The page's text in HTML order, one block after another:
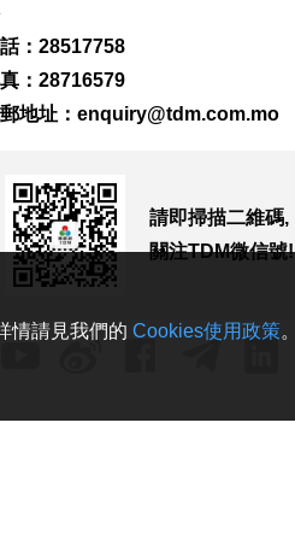
：28517758
：28716579
地址： enquiry@tdm.com.mo
請即掃描二維碼,
關注TDM微信號!
情請見我們的 Cookies使用政策。